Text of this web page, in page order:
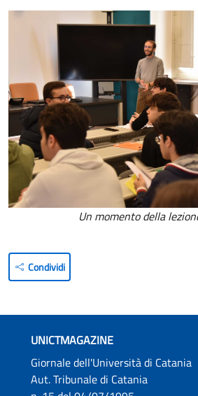
Un momento della
Condividi
UNICTMAGAZINE
Giornale dell'Università di Catania
Aut. Tribunale di Catania